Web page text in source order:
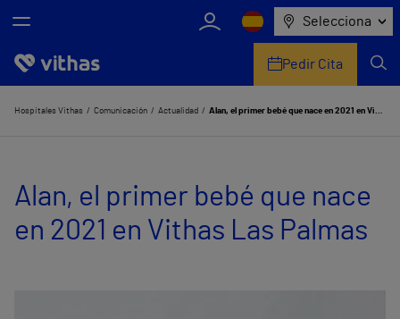
Selecciona
Nosotros
Servicios de salud
Equipo médico y asistencial
Pedir Cita
Hospitales Vithas Comunicación Actualidad Alan, el primer bebé que nace en 2021 en Vithas Las Palmas
Alan, el primer bebé que nace
en 2021 en Vithas Las Palmas